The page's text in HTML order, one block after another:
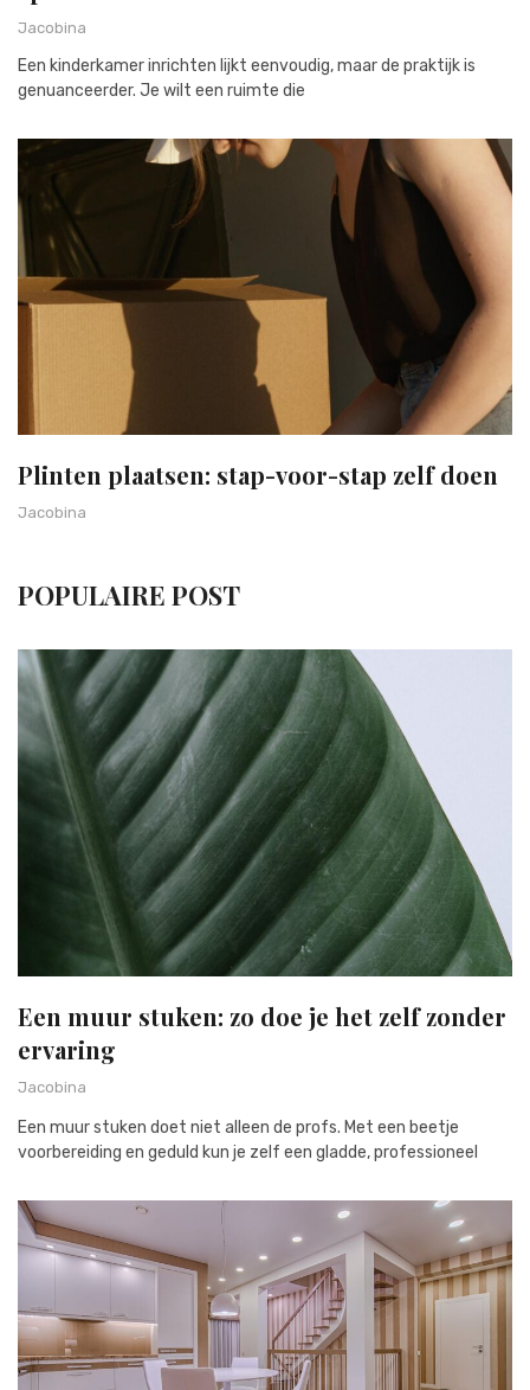
Jacobina
Een kinderkamer inrichten lijkt eenvoudig, maar de praktijk is
genuanceerder. Je wilt een ruimte die
Plinten plaatsen: stap-voor-stap zelf doen
Jacobina
POPULAIRE POST
Een muur stuken: zo doe je het zelf zonder
ervaring
Jacobina
Een muur stuken doet niet alleen de profs. Met een beetje
voorbereiding en geduld kun je zelf een gladde, professioneel